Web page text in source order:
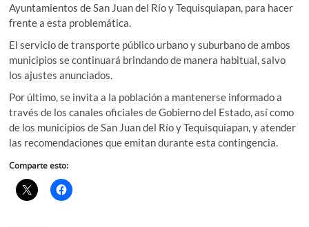
Ayuntamientos de San Juan del Río y Tequisquiapan, para hacer
frente a esta problemática.
El servicio de transporte público urbano y suburbano de ambos
municipios se continuará brindando de manera habitual, salvo
los ajustes anunciados.
Por último, se invita a la población a mantenerse informado a
través de los canales oficiales de Gobierno del Estado, así como
de los municipios de San Juan del Río y Tequisquiapan, y atender
las recomendaciones que emitan durante esta contingencia.
Comparte esto: